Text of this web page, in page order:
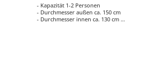
- Kapazität 1-2 Personen
- Durchmesser außen ca. 150 cm
- Durchmesser innen ca. 130 cm